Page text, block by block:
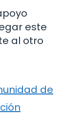
este
al otro
de